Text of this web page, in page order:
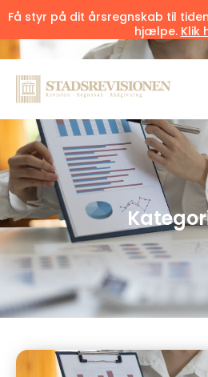
Få styr på dit årsregnskab til
hjælpe. Klik